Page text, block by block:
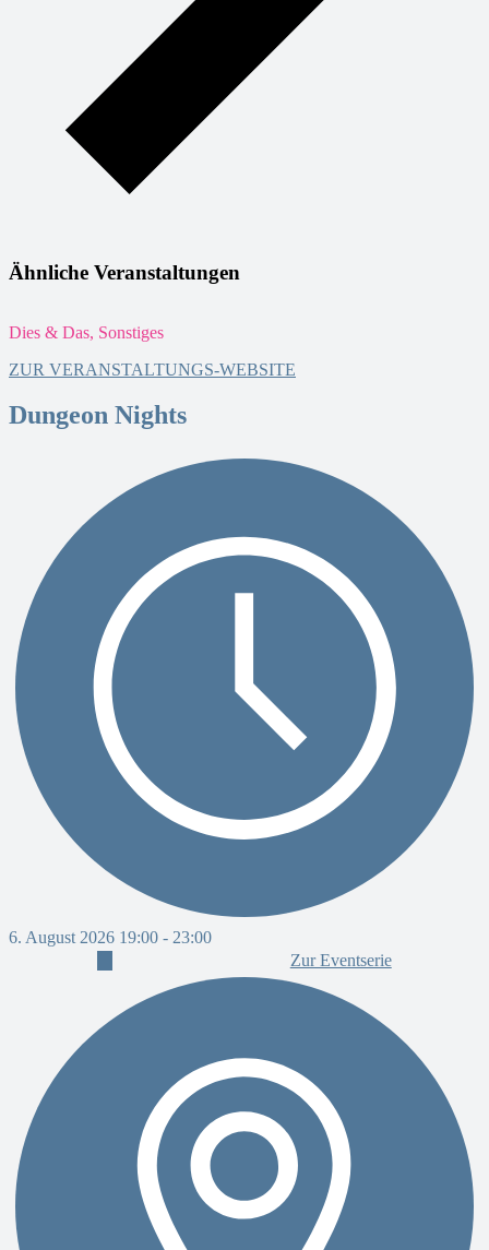
Ähnliche Veranstaltungen
Dies & Das, Sonstiges
ZUR VERANSTALTUNGS-WEBSITE
Dungeon Nights
6. August 2026 19:00 - 23:00
Zur Eventserie